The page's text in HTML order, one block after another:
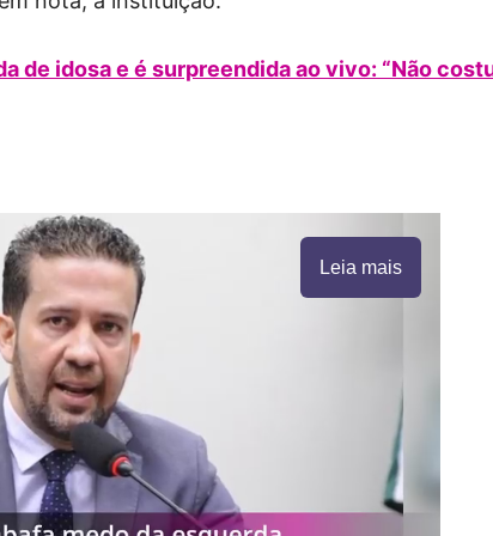
de idosa e é surpreendida ao vivo: “Não
Leia mais